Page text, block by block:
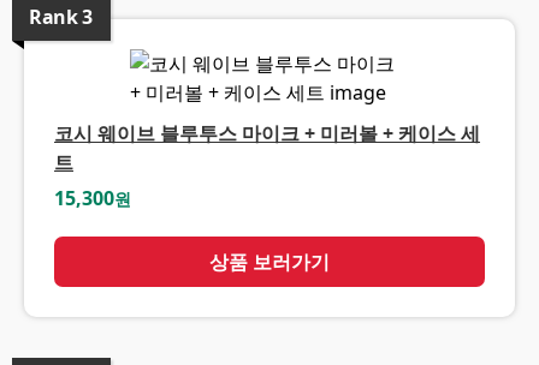
Rank3
코시 웨이브 블루투스 마이크 + 미러볼 + 케이스 세
트
15,300원
상품 보러가기